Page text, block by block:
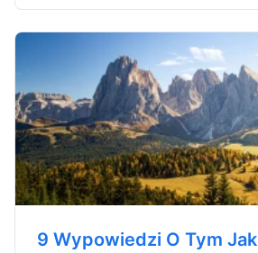
9 Wypowiedzi O Tym Jak